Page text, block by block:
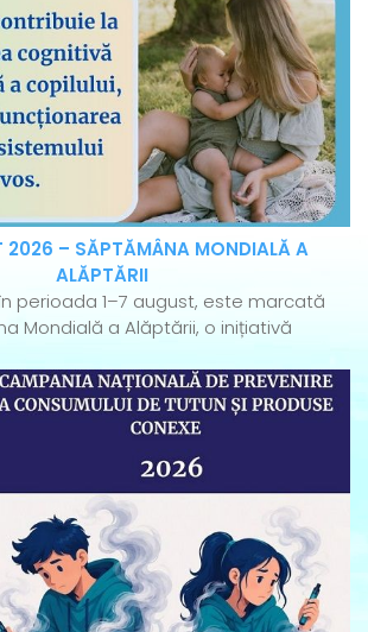
2026 – SĂPTĂMÂNA MONDIALĂ A
ALĂPTĂRII
perioada 1–7 august, este marcată
Mondială a Alăptării, o inițiativă